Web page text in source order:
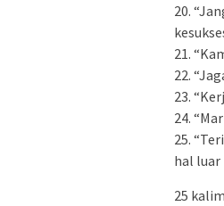
20.
21.
22.
23.
24.
25.
hal luar
25